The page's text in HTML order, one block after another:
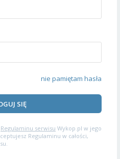
nie pamiętam hasła
SIĘ
Regulaminu serwisu Wykop.pl w jego
Regulaminu w całości,